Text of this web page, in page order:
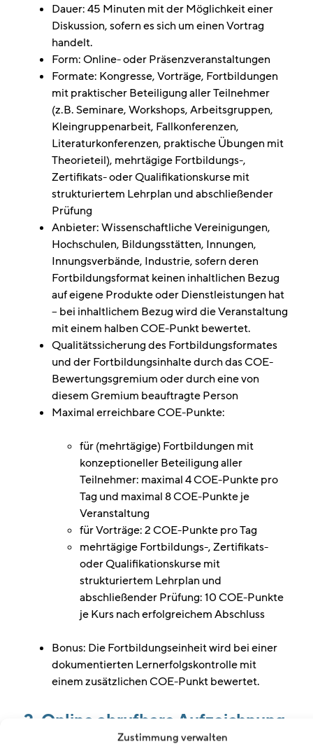
Zustimmung verwalten
Dauer: 45 Minuten mit der Möglichkeit einer
Diskussion, sofern es sich um einen Vortrag
handelt.
Form: Online- oder Präsenzveranstaltungen
Formate: Kongresse, Vorträge, Fortbildungen
mit praktischer Beteiligung aller Teilnehmer
(z.B. Seminare, Workshops, Arbeitsgruppen,
Kleingruppenarbeit, Fallkonferenzen,
Literaturkonferenzen, praktische Übungen mit
Theorieteil), mehrtägige Fortbildungs-,
Zertifikats- oder Qualifikationskurse mit
strukturiertem Lehrplan und abschließender
Prüfung
Anbieter: Wissenschaftliche Vereinigungen,
Hochschulen, Bildungsstätten, Innungen,
Innungsverbände, Industrie, sofern deren
Fortbildungsformat keinen inhaltlichen Bezug
auf eigene Produkte oder Dienstleistungen hat
– bei inhaltlichem Bezug wird die Veranstaltung
mit einem halben COE-Punkt bewertet.
Qualitätssicherung des Fortbildungsformates
und der Fortbildungsinhalte durch das COE-
Bewertungsgremium oder durch eine von
diesem Gremium beauftragte Person
Maximal erreichbare COE-Punkte:
für (mehrtägige) Fortbildungen mit
konzeptioneller Beteiligung aller
Teilnehmer: maximal 4 COE-Punkte pro
Tag und maximal 8 COE-Punkte je
Veranstaltung
für Vorträge: 2 COE-Punkte pro Tag
mehrtägige Fortbildungs-, Zertifikats-
oder Qualifikationskurse mit
strukturiertem Lehrplan und
abschließender Prüfung: 10 COE-Punkte
je Kurs nach erfolgreichem Abschluss
Bonus: Die Fortbildungseinheit wird bei einer
dokumentierten Lernerfolgskontrolle mit
einem zusätzlichen COE-Punkt bewertet.
2. Online abrufbare Aufzeichnung